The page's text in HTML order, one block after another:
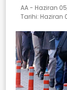
AA - Haziran
Tarihi: Haziran